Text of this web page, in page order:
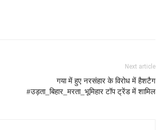
Next article
गया में हुए नरसंहार के विरोध में हैशटैग
#उड़ता_बिहार_मरता_भूमिहार टॉप ट्रेंड में शामिल